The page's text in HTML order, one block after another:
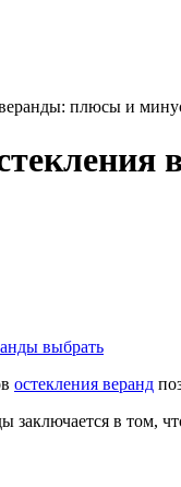
плюсы и
выбрать
остекления веранд
заключается в